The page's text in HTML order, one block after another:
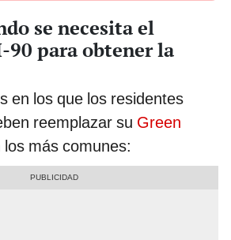
se necesita el
para obtener la
en los que los residentes
reemplazar su Green
más comunes: